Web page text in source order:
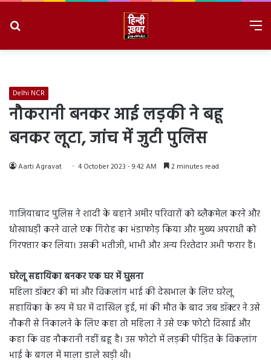
Delhi NCR
नौकरानी बनकर आई लड़की ने बहू
बनकर लूटा, जांच में जुटी पुलिस
Aarti Agravat 4 October 2023 - 9:42 AM 2 minutes read
गाजियाबाद पुलिस ने शादी के बहाने अमीर परिवारों को ब्लैकमेल करने और
धोखाधड़ी करने वाले एक गिरोह का भंडाफोड़ किया और मुख्य अपराधी को
गिरफ्तार कर लिया। उसकी भतीजी, भाभी और अन्य रिश्तेदार अभी फरार हैं।
घरेलू सहायिका बनकर एक घर में घुसना
महिला डॉक्टर की मां और विकलांग भाई की देखभाल के लिए घरेलू
सहायिका के रूप में घर में दाखिल हुई, मां की मौत के बाद जब डॉक्टर ने उसे
नौकरी से निकालने के लिए कहा तो महिला ने उसे एक फोटो दिखाई और
कहा कि वह नौकरानी नहीं बहू है। उस फोटो में लड़की पीड़ित के विकलांग
भाई के बगल में माला डाले खड़ी थी।